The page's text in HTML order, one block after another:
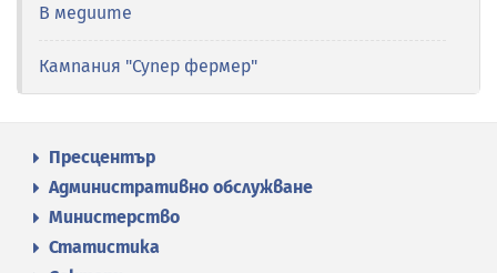
В медиите
Кампания "Супер фермер"
Пресцентър
Административно обслужване
Министерство
Статистика